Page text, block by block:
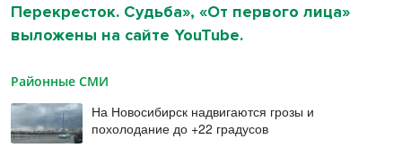
Перекресток. Судьба», «От первого лица»
выложены на сайте YouTube.
Районные СМИ
На Новосибирск надвигаются грозы и
похолодание до +22 градусов